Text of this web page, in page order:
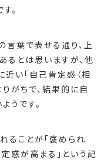
す。
言葉で表せる通り、上
るとは思いますが、他
近い「自己肯定感（相
がちで、結果的に自
うです。
ることが「褒められ
感が高まる」という記